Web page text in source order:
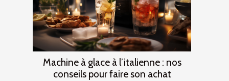
Machine à glace à l’italienne : nos
conseils pour faire son achat